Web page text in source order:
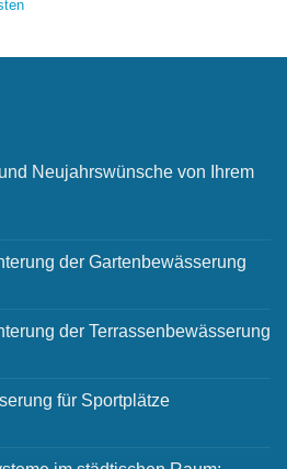
€
Neujahrswünsche von Ihrem
der Gartenbewässerung
der Terrassenbewässerung
Einwinterungfür Sportplätze
Bewässerung